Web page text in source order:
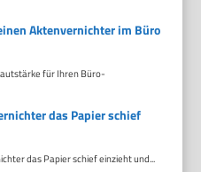
Aktenvernichter im Büro
für Ihren Büro-
das Papier schief
das Papier schief einzieht und...